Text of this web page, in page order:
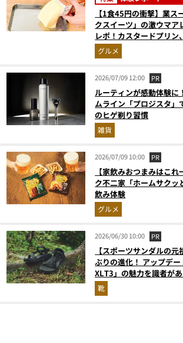
【1食45円の衝撃】業
クスイーツ」の激ウマア
レポ！カスタードプリ
おやつに最強すぎた
グルメ
2026/07/09 12:00 PR
ルーティンが感動体験
ムライン「プロジスタ」
のヒゲ剃り習慣
雑貨
2026/07/09 10:00 PR
【家飲みおつまみはこ
ク不二家「ホームサクッ
飲み体験
グルメ
2026/06/30 10:00 PR
【スポーツサンダルの
ぶりの進化！ アップデ
XLT3」の魅力を識者が
解説！
靴